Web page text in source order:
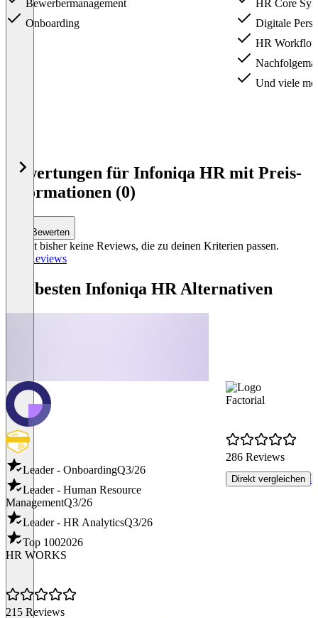
Bewerbermanagement
Onboarding
HR Core
Digitale
HR
Und viele
Bewertungen für Infoniqa HR mit Preis-
Informationen (0)
Bewerten
Es gibt bisher keine Reviews, die zu deinen Kriterien passen.
Alle Reviews
Die besten Infoniqa HR Alternativen
Leader - OnboardingQ3/26
Leader - Human Resource
ManagementQ3/26
Leader - HR AnalyticsQ3/26
Top 1002026
HR WORKS
215 Reviews
Factorial
286 Reviews
Direkt vergleichen